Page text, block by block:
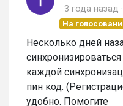
3 года назад
На
Несколько дней
каждой
пин код.
удобно. Помогите